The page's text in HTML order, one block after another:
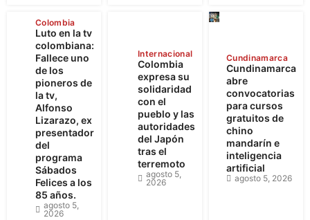
Colombia
Luto en la tv
colombiana:
Fallece uno
de los
pioneros de
la tv,
Alfonso
Lizarazo, ex
presentador
del
programa
Sábados
Felices a los
85 años.
agosto 5,
2026
Internacional
Colombia
expresa su
solidaridad
con el
pueblo y las
autoridades
del Japón
tras el
terremoto
agosto 5,
2026
Cundinamarca
Cundinamarca
abre
convocatorias
para cursos
gratuitos de
chino
mandarín e
inteligencia
artificial
agosto 5, 2026